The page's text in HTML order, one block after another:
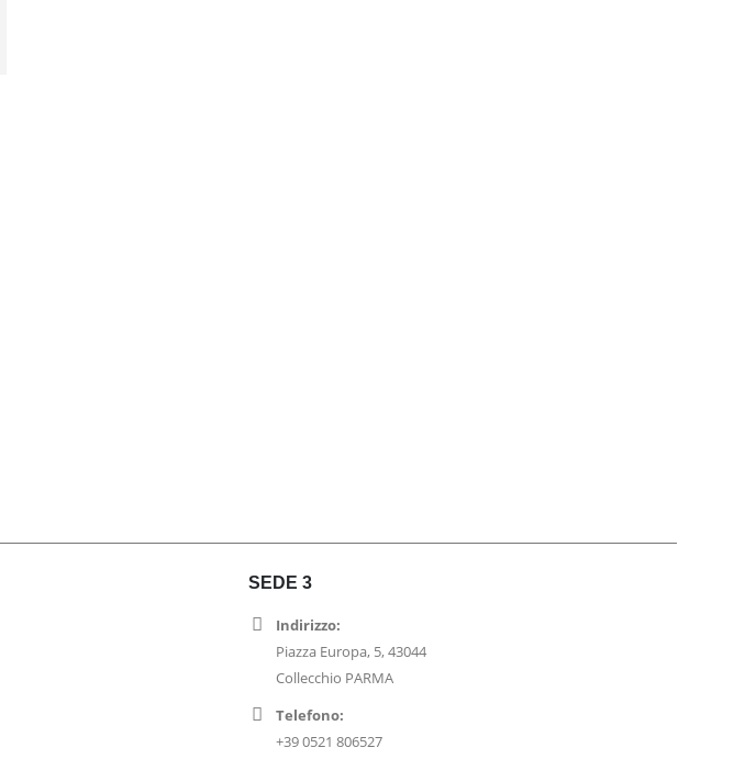
SEDE 3
Indirizzo:
Piazza Europa, 5, 43044
Collecchio PARMA
Telefono:
+39 0521 806527